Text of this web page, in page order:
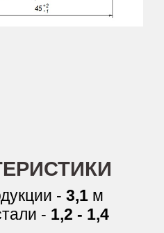
- 3,1м
- 1,2 - 1,4